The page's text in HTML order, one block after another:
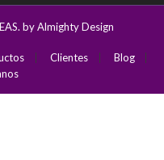
. by Almighty Design
Clientes
Blog